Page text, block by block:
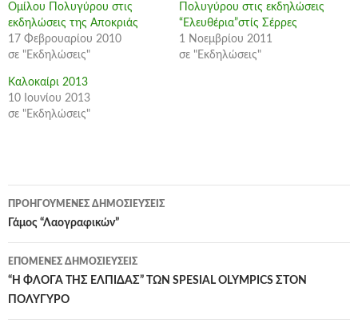
Ομίλου Πολυγύρου στις
εκδηλώσεις της Αποκριάς
17 Φεβρουαρίου 2010
σε "Εκδηλώσεις"
Πολυγύρου στις εκδηλώσεις
“Ελευθέρια”στίς Σέρρες
1 Νοεμβρίου 2011
σε "Εκδηλώσεις"
Καλοκαίρι 2013
10 Ιουνίου 2013
σε "Εκδηλώσεις"
Πλοήγηση
άρθρων
ΠΡΟΗΓΟΎΜΕΝΕΣ ΔΗΜΟΣΙΕΎΣΕΙΣ
Γάμος “Λαογραφικών”
ΕΠΌΜΕΝΕΣ ΔΗΜΟΣΙΕΎΣΕΙΣ
“Η ΦΛΟΓΑ ΤΗΣ ΕΛΠΙΔΑΣ” ΤΩΝ SPESIAL OLYMPICS ΣΤΟΝ
ΠΟΛΥΓΥΡΟ